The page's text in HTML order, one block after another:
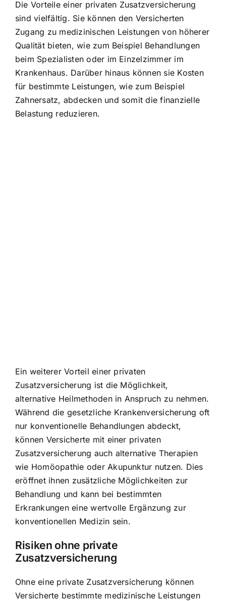
Die Vorteile einer privaten Zusatzversicherung
sind vielfältig. Sie können den Versicherten
Zugang zu medizinischen Leistungen von höherer
Qualität bieten, wie zum Beispiel Behandlungen
beim Spezialisten oder im Einzelzimmer im
Krankenhaus. Darüber hinaus können sie Kosten
für bestimmte Leistungen, wie zum Beispiel
Zahnersatz, abdecken und somit die finanzielle
Belastung reduzieren.
Ein weiterer Vorteil einer privaten
Zusatzversicherung ist die Möglichkeit,
alternative Heilmethoden in Anspruch zu nehmen.
Während die gesetzliche Krankenversicherung oft
nur konventionelle Behandlungen abdeckt,
können Versicherte mit einer privaten
Zusatzversicherung auch alternative Therapien
wie Homöopathie oder Akupunktur nutzen. Dies
eröffnet ihnen zusätzliche Möglichkeiten zur
Behandlung und kann bei bestimmten
Erkrankungen eine wertvolle Ergänzung zur
konventionellen Medizin sein.
Risiken ohne private
Zusatzversicherung
Ohne eine private Zusatzversicherung können
Versicherte bestimmte medizinische Leistungen